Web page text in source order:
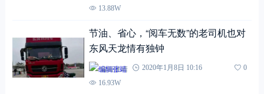
13.88W
节油、省心，“阅车无数”的老司机也对
东风天龙情有独钟
编辑张靖 2020年1月8日 10:16
0
16.93W